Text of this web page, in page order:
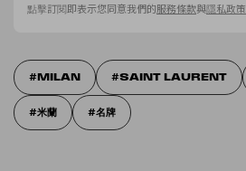
點擊訂閱即表示您同意我們的服務條款與隱私政策
MILAN SAINT LAURENT
米蘭 名牌